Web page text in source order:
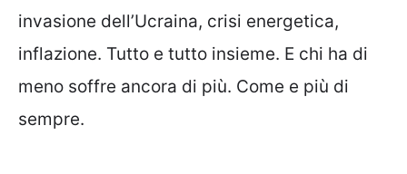
invasione dell’Ucraina, crisi energetica,
inflazione. Tutto e tutto insieme. E chi ha di
meno soffre ancora di più. Come e più di
sempre.